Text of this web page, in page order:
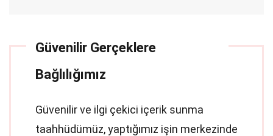
Güvenilir Gerçeklere
Bağlılığımız
Güvenilir ve ilgi çekici içerik sunma
taahhüdümüz, yaptığımız işin merkezinde